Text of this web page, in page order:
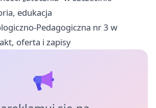
edukacja
Pedagogiczna nr 3 w
oferta i zapisy